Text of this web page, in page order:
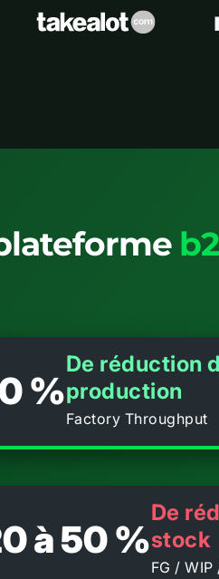
%
De réduction
production
Factory Throughput
à 50 %
De
stock
FG / WIP